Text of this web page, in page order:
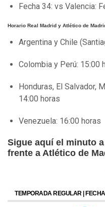
Fecha 34: vs Valencia:
Horario Real Madrid y Atlético de
Argentina y Chile
Colombia y Perú: 15:00
Honduras, El Salvador,
14:00 horas
Venezuela: 16:00 horas
Sigue aquí el minuto
frente a Atlético de